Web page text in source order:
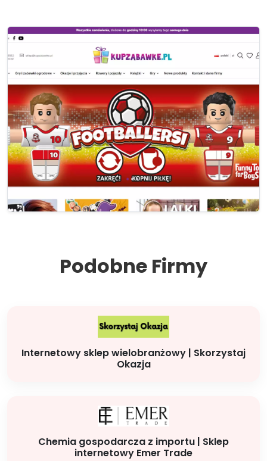
Podobne Firmy
Internetowy sklep wielobranżowy | Skorzystaj
Okazja
Chemia gospodarcza z importu | Sklep
internetowy Emer Trade